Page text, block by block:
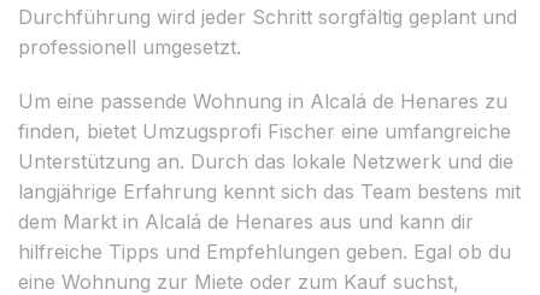
Durchführung wird jeder Schritt sorgfältig geplant und
professionell umgesetzt.
Um eine passende Wohnung in Alcalá de Henares zu
finden, bietet Umzugsprofi Fischer eine umfangreiche
Unterstützung an. Durch das lokale Netzwerk und die
langjährige Erfahrung kennt sich das Team bestens mit
dem Markt in Alcalá de Henares aus und kann dir
hilfreiche Tipps und Empfehlungen geben. Egal ob du
eine Wohnung zur Miete oder zum Kauf suchst,